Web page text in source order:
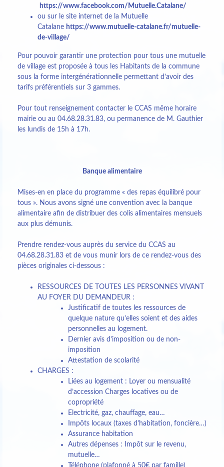
https://www.facebook.com/Mutuelle.Catalane/
ou sur le site internet de la Mutuelle
Catalane https://www.mutuelle-catalane.fr/mutuelle-
de-village/
Pour pouvoir garantir une protection pour tous une mutuelle
de village est proposée à tous les Habitants de la commune
sous la forme intergénérationnelle permettant d’avoir des
tarifs préférentiels sur 3 gammes.
Pour tout renseignement contacter le CCAS même horaire
mairie ou au 04.68.28.31.83, ou permanence de M. Gauthier
les lundis de 15h à 17h.
Banque alimentaire
Mises-en en place du programme « des repas équilibré pour
tous ». Nous avons signé une convention avec la banque
alimentaire afin de distribuer des colis alimentaires mensuels
aux plus démunis.
Prendre rendez-vous auprès du service du CCAS au
04.68.28.31.83 et de vous munir lors de ce rendez-vous des
pièces originales ci-dessous :
RESSOURCES DE TOUTES LES PERSONNES VIVANT
AU FOYER DU DEMANDEUR :
Justificatif de toutes les ressources de
quelque nature qu’elles soient et des aides
personnelles au logement.
Dernier avis d’imposition ou de non-
imposition
Attestation de scolarité
CHARGES :
Liées au logement : Loyer ou mensualité
d’accession Charges locatives ou de
copropriété
Electricité, gaz, chauffage, eau…
Impôts locaux (taxes d’habitation, foncière…)
Assurance habitation
Autres dépenses : Impôt sur le revenu,
mutuelle…